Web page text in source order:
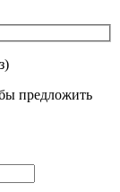
предложить